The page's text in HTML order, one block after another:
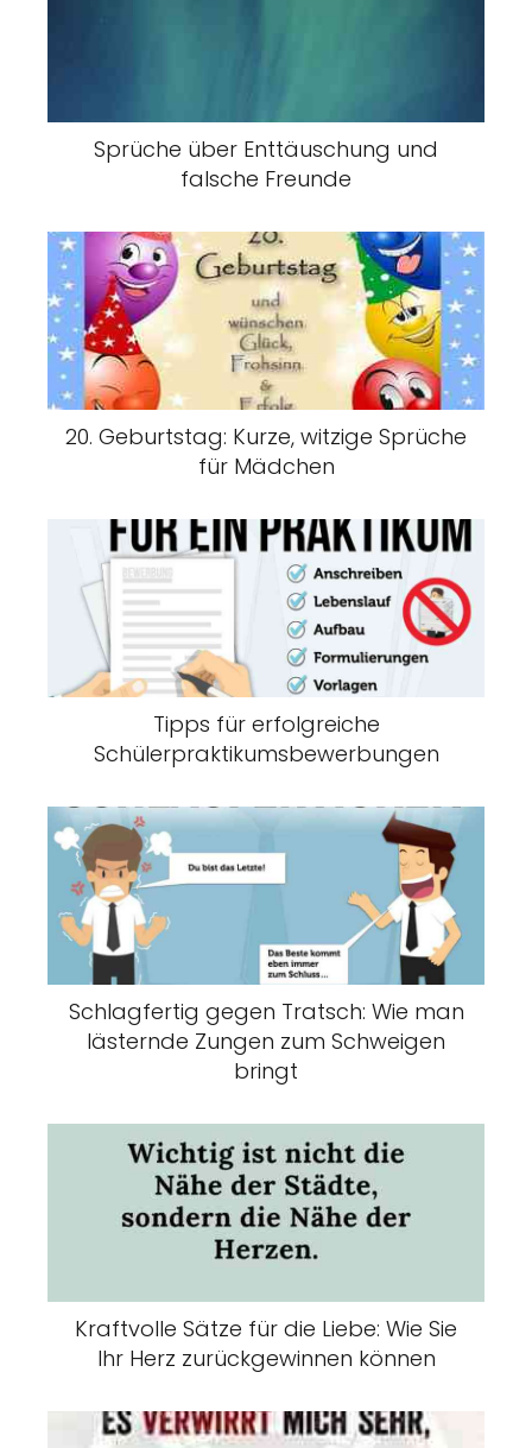
Sprüche über Enttäuschung und
falsche Freunde
20. Geburtstag: Kurze, witzige Sprüche
für Mädchen
Tipps für erfolgreiche
Schülerpraktikumsbewerbungen
Schlagfertig gegen Tratsch: Wie man
lästernde Zungen zum Schweigen
bringt
Kraftvolle Sätze für die Liebe: Wie Sie
Ihr Herz zurückgewinnen können